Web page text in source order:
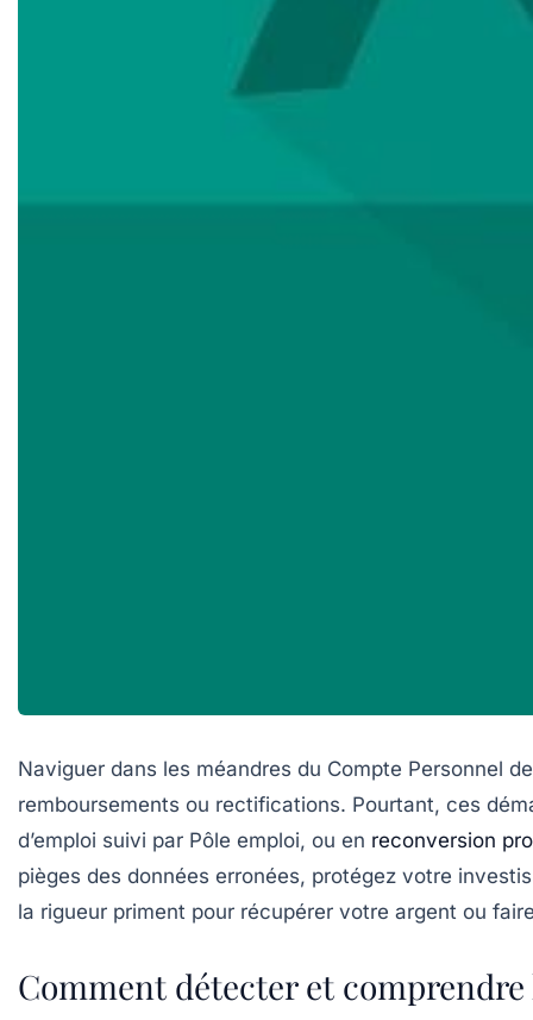
Naviguer dans les méandres du Compte Personnel
remboursements ou rectifications. Pourtant, ces
d’emploi suivi par Pôle emploi, ou en reconversion
pièges des données erronées, protégez votre
la rigueur priment pour récupérer votre argent ou
Comment détecter et comprendre